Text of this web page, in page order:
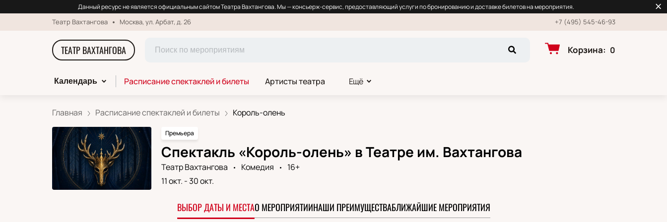
Данный ресурс не является официальным сайтом Театра Вахтангова. Мы — консьерж-сервис, предоставляющий услуги по бронированию и доставке билетов на мероприятия.
Театр Вахтангова Москва, ул. Арбат, д. 26 +7 (495) 545-46-93
ТЕАТР ВАХТАНГОВА Корзина: 0
Календарь Расписание спектаклей и билеты Артисты театра Ещё
Главная Расписание спектаклей и билеты Король-олень
Премьера
Спектакль «Король-олень» в Театре им. Вахтангова
Театр Вахтангова Комедия
16+
11 окт. -30 окт.
ВЫБОР ДАТЫ И МЕСТАО МЕРОПРИЯТИИНАШИ ПРЕИМУЩЕСТВАБЛИЖАЙШИЕ МЕРОПРИЯТИЯ